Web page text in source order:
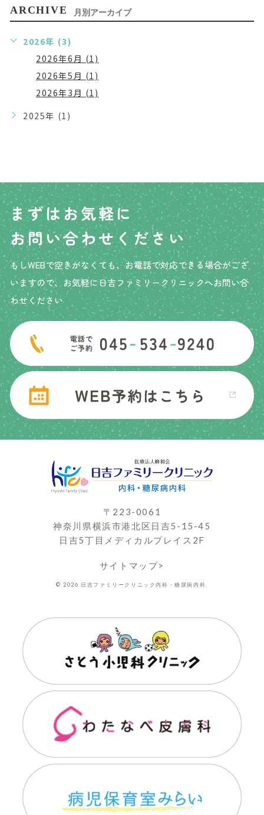
ARCHIVE 月別アーカイブ
2026年 (3)
2026年6月 (1)
2026年5月 (1)
2026年3月 (1)
2025年 (1)
まずはお気軽に
お問い合わせください
もしWEBで空きがなくても、お電話で対応できる場合がござ
いますので、お気軽に日吉ファミリークリニックへお問い合
わせください
〒223-0061
神奈川県横浜市港北区日吉5-15-45
日吉5丁目メディカルプレイス2F
サイトマップ>
© 2026 日吉ファミリークリニック内科・糖尿病内科.